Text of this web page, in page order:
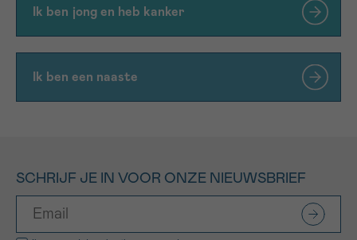
Ik ben jong en heb kanker
Ik ben een naaste
SCHRIJF JE IN VOOR ONZE NIEUWSBRIEF